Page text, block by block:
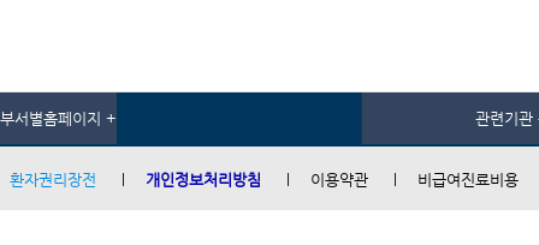
부서별홈페이지 + 관련기관
환자권리장전 개인정보처리방침 이용약관 비급여진료비용